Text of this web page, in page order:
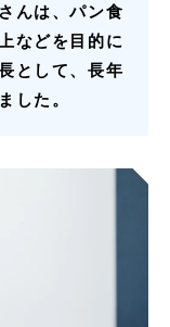
んは、パン食
などを目的に
として、長年
した。